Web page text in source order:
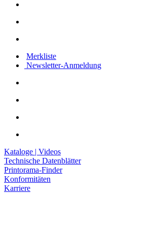
Merkliste
Newsletter-Anmeldung
Kataloge | Videos
Technische Datenblätter
Printorama-Finder
Konformitäten
Karriere